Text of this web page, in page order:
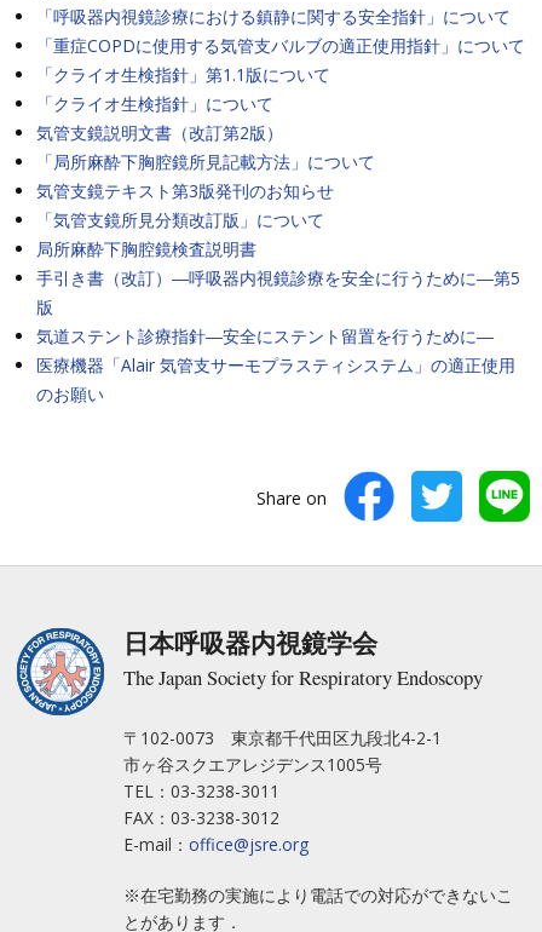
「呼吸器内視鏡診療における鎮静に関する安全指針」について
「重症COPDに使用する気管支バルブの適正使用指針」について
「クライオ生検指針」第1.1版について
「クライオ生検指針」について
気管支鏡説明文書（改訂第2版）
「局所麻酔下胸腔鏡所見記載方法」について
気管支鏡テキスト第3版発刊のお知らせ
「気管支鏡所見分類改訂版」について
局所麻酔下胸腔鏡検査説明書
手引き書（改訂）―呼吸器内視鏡診療を安全に行うために―第5
版
気道ステント診療指針―安全にステント留置を行うために―
医療機器「Alair 気管支サーモプラスティシステム」の適正使用
のお願い
Share on
日本呼吸器内視鏡学会
The Japan Society for Respiratory Endoscopy
〒102-0073 東京都千代田区九段北4-2-1
市ヶ谷スクエアレジデンス1005号
TEL：03-3238-3011
FAX：03-3238-3012
E-mail：office@jsre.org
※在宅勤務の実施により電話での対応ができないこ
とがあります．